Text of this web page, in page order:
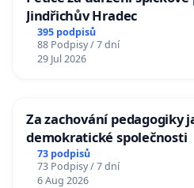
Jindřichův Hradec
395 podpisů
88 Podpisy / 7 dní
29 Jul 2026
Za zachování pedagogiky
demokratické společnosti
73 podpisů
73 Podpisy / 7 dní
6 Aug 2026